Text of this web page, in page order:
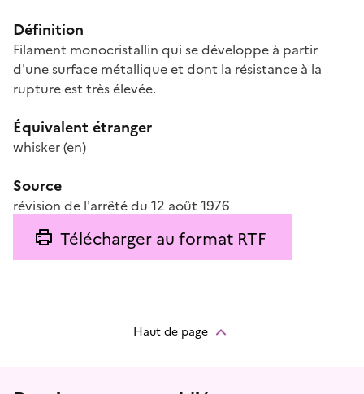
Définition
Filament monocristallin qui se développe à partir
d'une surface métallique et dont la résistance à la
rupture est très élevée.
Équivalent étranger
whisker(en)
Source
révision de l'arrêté du 12 août 1976
Télécharger au format RTF
Haut de page